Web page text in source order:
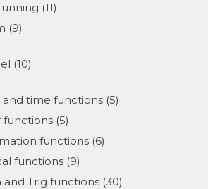
(11)
(9)
(10)
and time functions (5)
functions (5)
functions (6)
functions (9)
and Trig functions (30)